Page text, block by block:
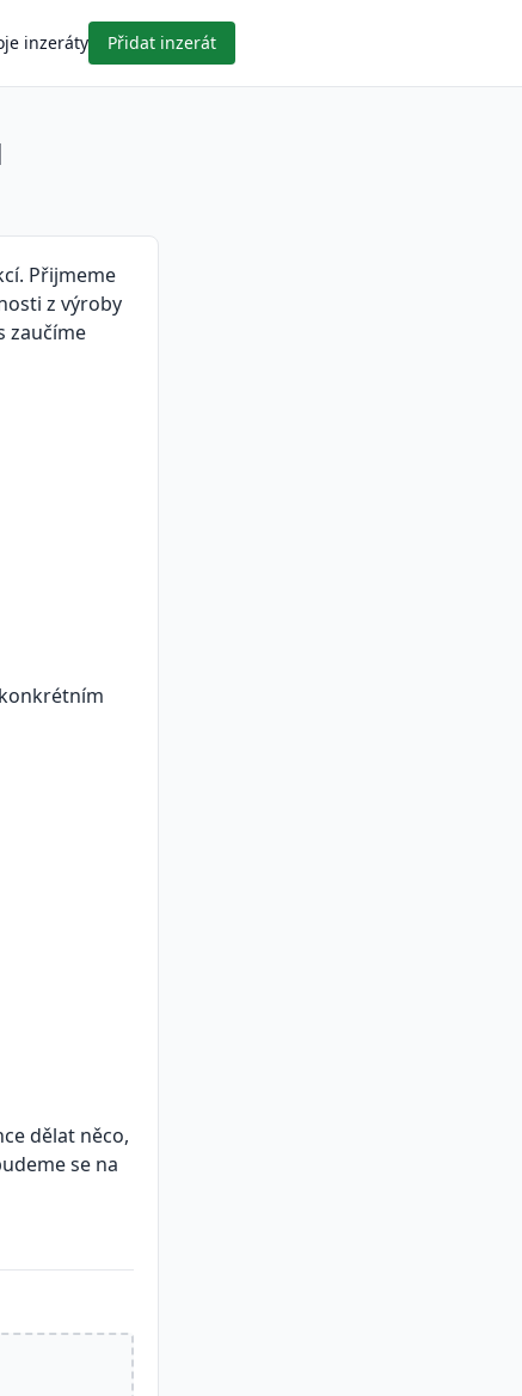
inzeráty Přidat inzerát
Přijmeme
z výroby
zaučíme
dělat něco,
se na